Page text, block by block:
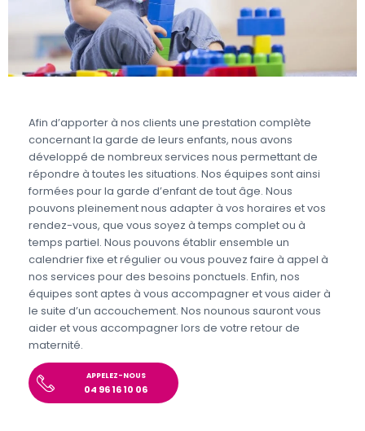
Afin d’apporter à nos clients une prestation complète
concernant la garde de leurs enfants, nous avons
développé de nombreux services nous permettant de
répondre à toutes les situations. Nos équipes sont ainsi
formées pour la garde d’enfant de tout âge. Nous
pouvons pleinement nous adapter à vos horaires et vos
rendez-vous, que vous soyez à temps complet ou à
temps partiel. Nous pouvons établir ensemble un
calendrier fixe et régulier ou vous pouvez faire à appel à
nos services pour des besoins ponctuels. Enfin, nos
équipes sont aptes à vous accompagner et vous aider à
le suite d’un accouchement. Nos nounous sauront vous
aider et vous accompagner lors de votre retour de
maternité.
APPELEZ-NOUS
04 96 16 10 06